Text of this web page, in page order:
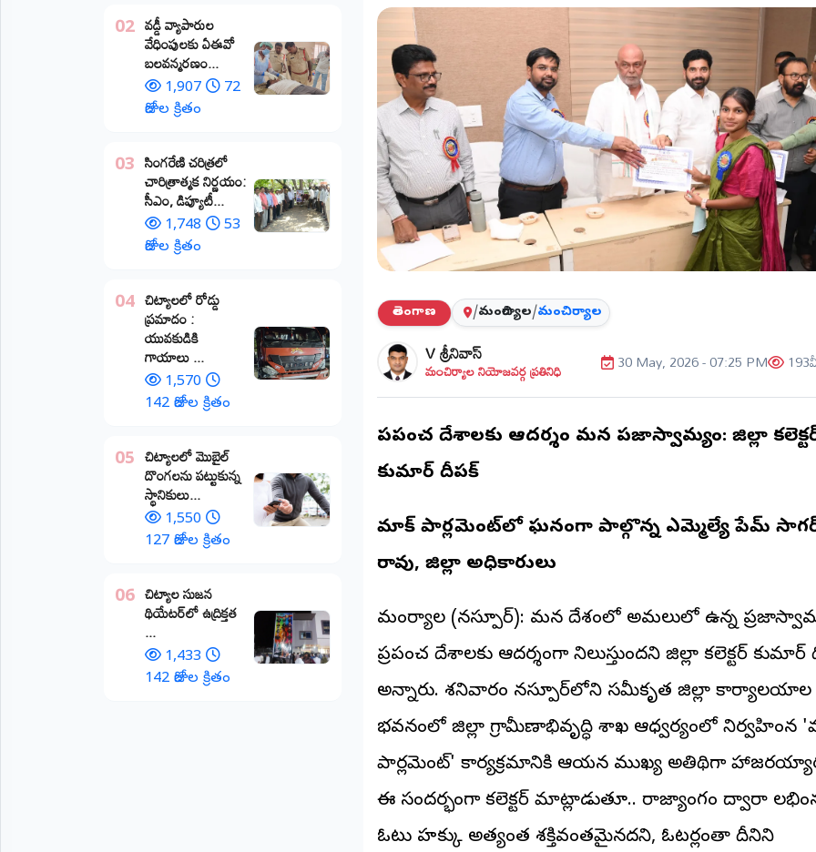
02 వడ్డీ వ్యాపారుల
వేధింపులకు ఏఈవో
బలవన్మరణం...
1,907
72
రోజుల క్రితం
03 ​సింగరేణి చరిత్రలో
చారిత్రాత్మక నిర్ణయం:
సీఎం, డిప్యూటీ...
1,748
53
రోజుల క్రితం
04 చిట్యాలలో రోడ్డు
ప్రమాదం :
యువకుడికి
గాయాలు ​...
1,570
142 రోజుల క్రితం
05 చిట్యాలలో మొబైల్
దొంగలను పట్టుకున్న
స్థానికులు...
1,550
127 రోజుల క్రితం
06 చిట్యాల సుజన
థియేటర్‌లో ఉద్రిక్తత
...
1,433
142 రోజుల క్రితం
తెలంగాణ /మంచిర్యాల/మంచిర్యాల
V శ్రీనివాస్
మంచిర్యాల నియోజవర్గ ప్రతినిధి 30 May, 2026 - 07:25 PM 193
​ప్రపంచ దేశాలకు ఆదర్శం మన ప్రజాస్వామ్యం: జిల్లా
కుమార్ దీపక్
​మాక్ పార్లమెంట్‌లో ఘనంగా పాల్గొన్న ఎమ్మెల్యే ప్రేమ్
రావు, జిల్లా అధికారులు
​మంచిర్యాల (నస్పూర్): మన దేశంలో అమలులో ఉన్న
ప్రపంచ దేశాలకు ఆదర్శంగా నిలుస్తుందని జిల్లా కలెక్టర్ కుమార్
అన్నారు. శనివారం నస్పూర్‌లోని సమీకృత జిల్లా కార్యాలయాల
భవనంలో జిల్లా గ్రామీణాభివృద్ధి శాఖ ఆధ్వర్యంలో నిర్వహించిన
పార్లమెంట్' కార్యక్రమానికి ఆయన ముఖ్య అతిథిగా
ఈ సందర్భంగా కలెక్టర్ మాట్లాడుతూ.. రాజ్యాంగం ద్వారా
ఓటు హక్కు అత్యంత శక్తివంతమైనదని, ఓటర్లంతా దీనిని